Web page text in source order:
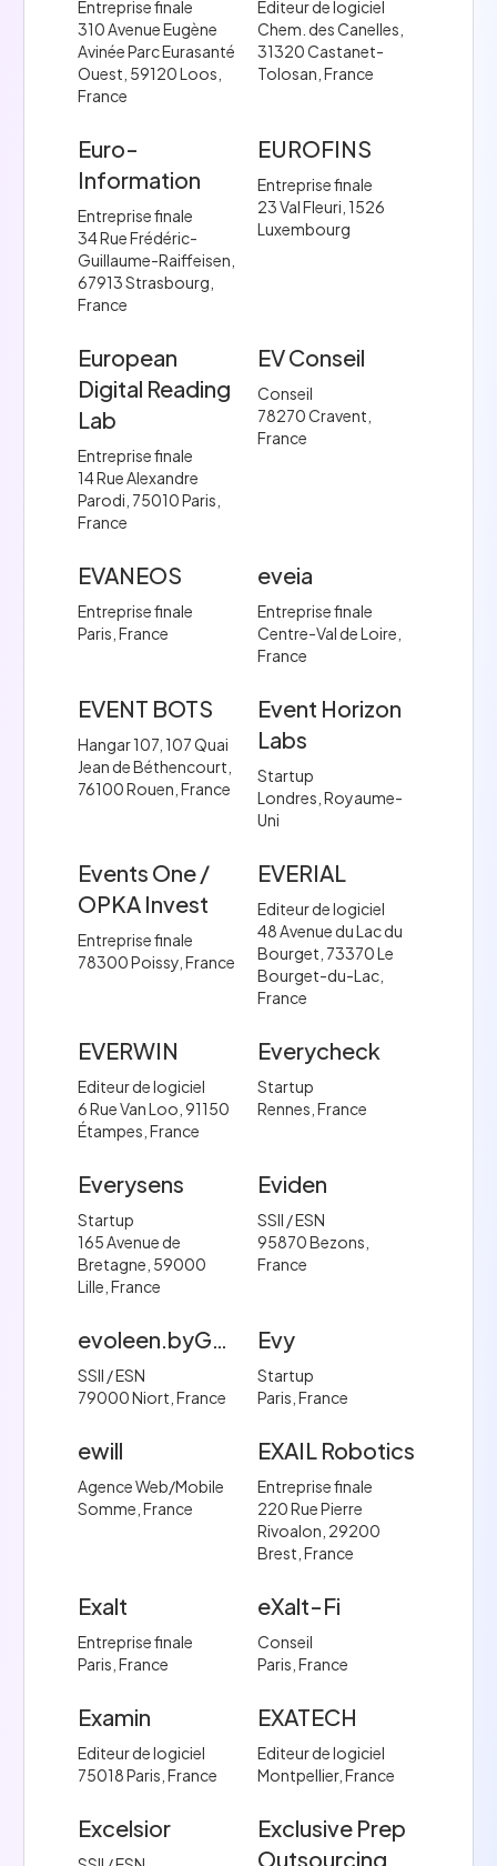
Entreprise finale
310 Avenue Eugène
Avinée Parc Eurasanté
Ouest, 59120 Loos,
France
Editeur de logiciel
Chem. des Canelles,
31320 Castanet-
Tolosan, France
Euro-
Information
Entreprise finale
34 Rue Frédéric-
Guillaume-Raiffeisen,
67913 Strasbourg,
France
EUROFINS
Entreprise finale
23 Val Fleuri, 1526
Luxembourg
European
Digital Reading
Lab
Entreprise finale
14 Rue Alexandre
Parodi, 75010 Paris,
France
EV Conseil
Conseil
78270 Cravent,
France
EVANEOS
Entreprise finale
Paris, France
eveia
Entreprise finale
Centre-Val de Loire,
France
EVENT BOTS
Hangar 107, 107 Quai
Jean de Béthencourt,
76100 Rouen, France
Event Horizon
Labs
Startup
Londres, Royaume-
Uni
Events One /
OPKA Invest
Entreprise finale
78300 Poissy, France
EVERIAL
Editeur de logiciel
48 Avenue du Lac du
Bourget, 73370 Le
Bourget-du-Lac,
France
EVERWIN
Editeur de logiciel
6 Rue Van Loo, 91150
Étampes, France
Everycheck
Startup
Rennes, France
Everysens
Startup
165 Avenue de
Bretagne, 59000
Lille, France
Eviden
SSII / ESN
95870 Bezons,
France
evoleen.byGecko
SSII / ESN
79000 Niort, France
Evy
Startup
Paris, France
ewill
Agence Web/Mobile
Somme, France
EXAIL Robotics
Entreprise finale
220 Rue Pierre
Rivoalon, 29200
Brest, France
Exalt
Entreprise finale
Paris, France
eXalt-Fi
Conseil
Paris, France
Examin
Editeur de logiciel
75018 Paris, France
EXATECH
Editeur de logiciel
Montpellier, France
Excelsior
Exclusive Prep
Outsourcing